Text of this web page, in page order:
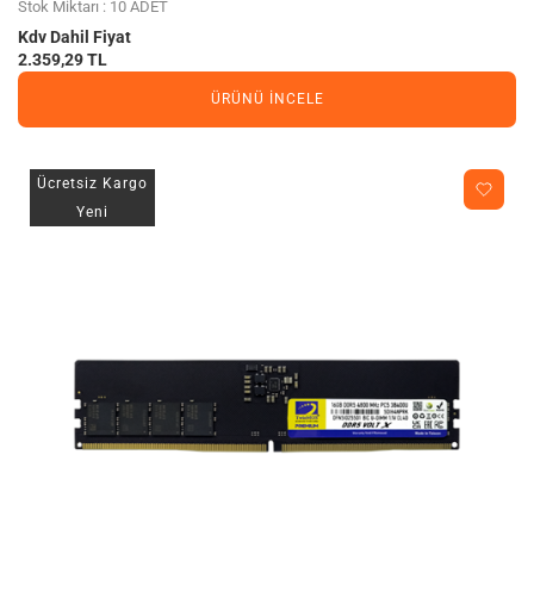
Stok Miktarı : 10 ADET
Kdv Dahil Fiyat
2.359,29 TL
ÜRÜNÜ İNCELE
Ücretsiz Kargo
Yeni